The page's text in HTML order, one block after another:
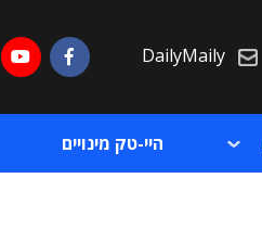
DailyMaily
היי-טק מינויים